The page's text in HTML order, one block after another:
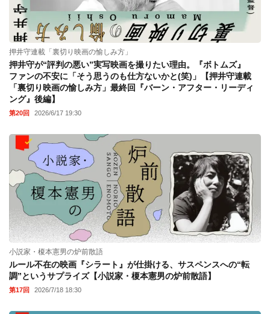
押井守連載「裏切り映画の愉しみ方」
押井守が“評判の悪い”実写映画を撮りたい理由。『ボトムズ』
ファンの不安に「そう思うのも仕方ないかと(笑)」【押井守連載
「裏切り映画の愉しみ方」最終回『バーン・アフター・リーディ
ング』後編】
第20回 2026/6/17 19:30
小説家・榎本憲男の炉前散語
ルール不在の映画『シラート』が仕掛ける、サスペンスへの“転
調”というサプライズ【小説家・榎本憲男の炉前散語】
第17回 2026/7/18 18:30